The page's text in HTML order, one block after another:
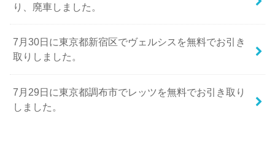
り、廃車しました。
7月30日に東京都新宿区でヴェルシスを無料でお引き
取りしました。
7月29日に東京都調布市でレッツを無料でお引き取り
しました。